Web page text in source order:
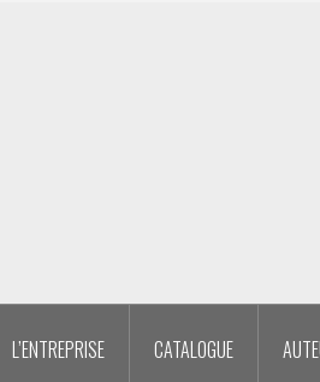
L’ENTREPRISE CATALOGUE